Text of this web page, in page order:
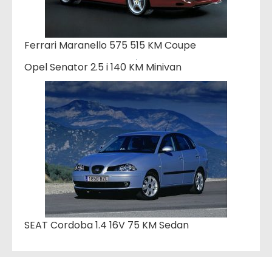
Ferrari Maranello 575 515 KM Coupe
Opel Senator 2.5 i 140 KM Minivan
SEAT Cordoba 1.4 16V 75 KM Sedan